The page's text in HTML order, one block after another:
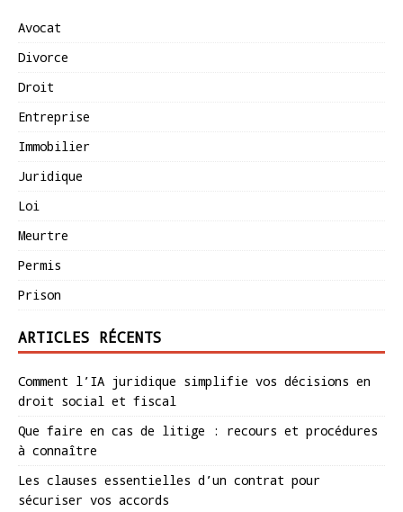
Avocat
Divorce
Droit
Entreprise
Immobilier
Juridique
Loi
Meurtre
Permis
Prison
ARTICLES RÉCENTS
Comment l’IA juridique simplifie vos décisions en
droit social et fiscal
Que faire en cas de litige : recours et procédures
à connaître
Les clauses essentielles d’un contrat pour
sécuriser vos accords